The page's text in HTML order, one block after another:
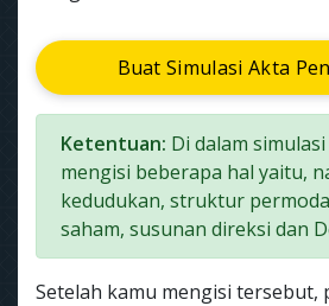
Buat Simulasi Akta
Ketentuan: Di dalam
mengisi beberapa hal yaitu,
kedudukan, struktur
saham, susunan direksi dan
Setelah kamu mengisi tersebut,